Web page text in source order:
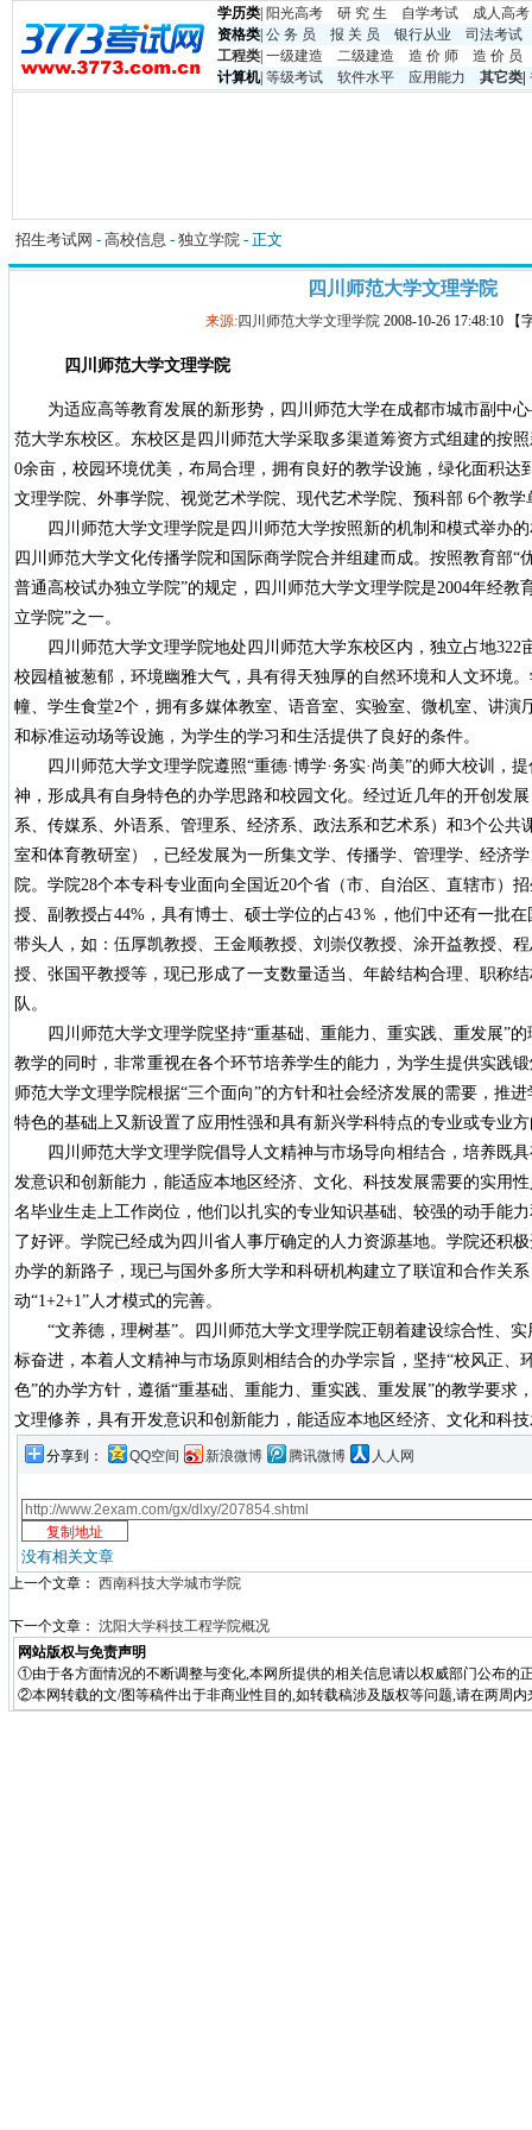
学历类 阳光高考 研 究 生 自学考试
成人高考
资格类 公 务 员 报 关 员 银行从业
司法考试
工程类 一级建造 二级建造 造 价 师
造 价 员
计算机| 等级考试 软件水平 应用能力 其它类
招生考试网 - 高校信息 - 独立学院 - 正文
四川师范大学文理学院
来源:四川师范大学文理学院 2008-10-26 17:48:10 【
四川师范大学文理学院
为适应高等教育发展的新形势，四川师范大学在成都市城市副中
范大学东校区。东校区是四川师范大学采取多渠道筹资方式组建的按
0余亩，校园环境优美，布局合理，拥有良好的教学设施，绿化面积达
文理学院、外事学院、视觉艺术学院、现代艺术学院、预科部 6个教学
四川师范大学文理学院是四川师范大学按照新的机制和模式举办的
四川师范大学文化传播学院和国际商学院合并组建而成。按照教育部“
普通高校试办独立学院”的规定，四川师范大学文理学院是2004年经教
立学院”之一。
四川师范大学文理学院地处四川师范大学东校区内，独立占地322
校园植被葱郁，环境幽雅大气，具有得天独厚的自然环境和人文环境
幢、学生食堂2个，拥有多媒体教室、语音室、实验室、微机室、讲演
和标准运动场等设施，为学生的学习和生活提供了良好的条件。
四川师范大学文理学院遵照“重德·博学·务实·尚美”的师大校训，提
神，形成具有自身特色的办学思路和校园文化。经过近几年的开创发
系、传媒系、外语系、管理系、经济系、政法系和艺术系）和3个公共
室和体育教研室），已经发展为一所集文学、传播学、管理学、经济
院。学院28个本专科专业面向全国近20个省（市、自治区、直辖市）
授、副教授占44%，具有博士、硕士学位的占43％，他们中还有一批
带头人，如：伍厚凯教授、王金顺教授、刘崇仪教授、涂开益教授、
授、张国平教授等，现已形成了一支数量适当、年龄结构合理、职称
队。
四川师范大学文理学院坚持“重基础、重能力、重实践、重发展”的
教学的同时，非常重视在各个环节培养学生的能力，为学生提供实践
师范大学文理学院根据“三个面向”的方针和社会经济发展的需要，推
特色的基础上又新设置了应用性强和具有新兴学科特点的专业或专业
四川师范大学文理学院倡导人文精神与市场导向相结合，培养既具
发意识和创新能力，能适应本地区经济、文化、科技发展需要的实用
名毕业生走上工作岗位，他们以扎实的专业知识基础、较强的动手能
了好评。学院已经成为四川省人事厅确定的人力资源基地。学院还积
办学的新路子，现已与国外多所大学和科研机构建立了联谊和合作关
动“1+2+1”人才模式的完善。
“文养德，理树基”。四川师范大学文理学院正朝着建设综合性、实
标奋进，本着人文精神与市场原则相结合的办学宗旨，坚持“校风正、
色”的办学方针，遵循“重基础、重能力、重实践、重发展”的教学要求
文理修养，具有开发意识和创新能力，能适应本地区经济、文化和科
分享到： QQ空间 新浪微博 腾讯微博 人人网
没有相关文章
上一个文章： 西南科技大学城市学院
下一个文章： 沈阳大学科技工程学院概况
网站版权与免责声明
①由于各方面情况的不断调整与变化,本网所提供的相关信息请以权威部门公布的
②本网转载的文/图等稿件出于非商业性目的,如转载稿涉及版权等问题,请在两周内